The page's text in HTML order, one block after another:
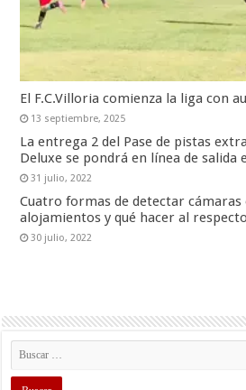
El F.C.Villoria comienza la liga con
13 septiembre, 2025
La entrega 2 del Pase de pistas
Deluxe se pondrá en línea de salida
31 julio, 2022
Cuatro formas de detectar cámaras
alojamientos y qué hacer al respecto
30 julio, 2022